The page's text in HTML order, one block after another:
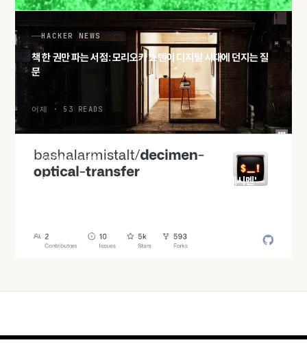
HACKER NEWS
책 한 권만 파는 서점: 모리오카 쇼텐이 디지털 시대에 던지는 질
문
어제 · 53 READS
HACKER NEWS
화면과 카메라만으로 파일 전송, QR 분수코드 실험 '데시멘'
어제 · 54 READS